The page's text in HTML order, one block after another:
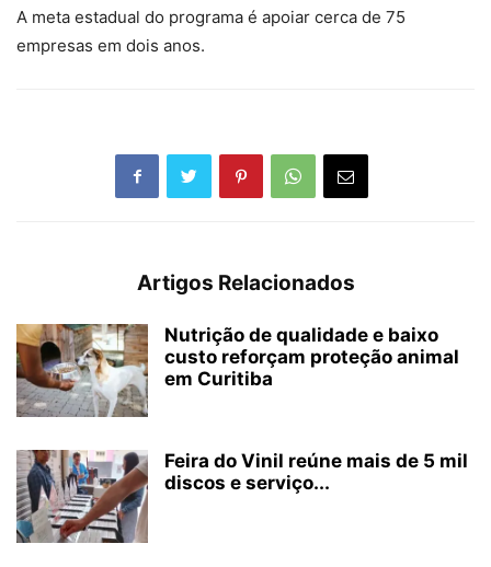
A meta estadual do programa é apoiar cerca de 75
empresas em dois anos.
Artigos Relacionados
Nutrição de qualidade e baixo
custo reforçam proteção animal
em Curitiba
Feira do Vinil reúne mais de 5 mil
discos e serviço...